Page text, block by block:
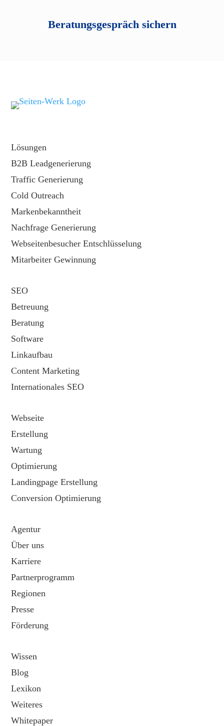
Beratungsgespräch sichern
Lösungen
B2B Leadgenerierung
Traffic Generierung
Cold Outreach
Markenbekanntheit
Nachfrage Generierung
Webseitenbesucher Entschlüsselung
Mitarbeiter Gewinnung
SEO
Betreuung
Beratung
Software
Linkaufbau
Content Marketing
Internationales SEO
Webseite
Erstellung
Wartung
Optimierung
Landingpage Erstellung
Conversion Optimierung
Agentur
Über uns
Karriere
Partnerprogramm
Regionen
Presse
Förderung
Wissen
Blog
Lexikon
Weiteres
Whitepaper